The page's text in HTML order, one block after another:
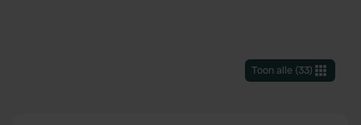
Toon alle(33)